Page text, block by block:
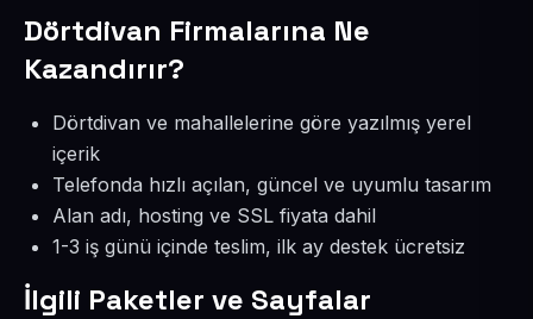
Dörtdivan Firmalarına Ne
Kazandırır?
Dörtdivan ve mahallelerine göre yazılmış yerel
içerik
Telefonda hızlı açılan, güncel ve uyumlu tasarım
Alan adı, hosting ve SSL fiyata dahil
1-3 iş günü içinde teslim, ilk ay destek ücretsiz
İlgili Paketler ve Sayfalar